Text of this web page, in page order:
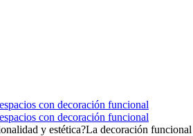
con decoración funcional
con decoración funcional
y estética?La decoración